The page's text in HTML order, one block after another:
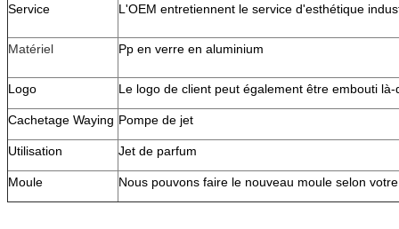
Service L'OEM entretiennent le service d'esthétique
Matériel Pp en verre en aluminium
Logo Le logo de client peut également être embouti là-
Cachetage Waying Pompe de jet
Utilisation Jet de parfum
Moule Nous pouvons faire le nouveau moule selon